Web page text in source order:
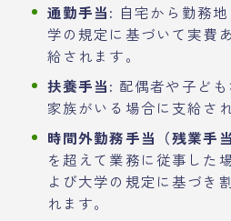
通勤手当: 自宅から勤務
学の規定に基づいて実費
給されます。
扶養手当: 配偶者や子ど
家族がいる場合に支給さ
時間外勤務手当（残業手
を超えて業務に従事した
よび大学の規定に基づき
れます。